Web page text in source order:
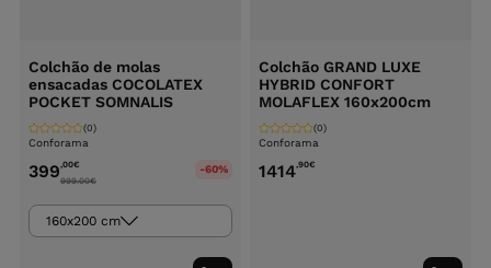
Colchão de molas
ensacadas COCOLATEX
POCKET SOMNALIS
Conforama
(0)
399,00€
999.00€
-60%
160x200 cm
Colchão GRAND LUXE
HYBRID CONFORT
MOLAFLEX 160x200cm
Conforama
(0)
1414,90€